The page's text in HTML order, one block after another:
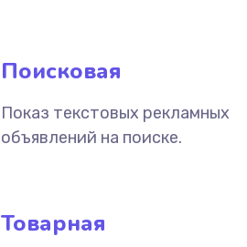
Поисковая
Показ текстовых рекламных
объявлений на поиске.
Товарная